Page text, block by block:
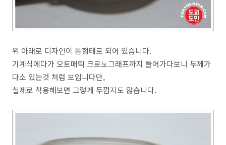
위 아래로 디자인이 돔형태로 되어 있습니다.
기계식에다가 오토매틱 크로노그래프까지 들어가다보니 두께가
다소 있는것 처럼 보입니다만,
실제로 착용해보면 그렇게 두껍지도 않습니다.